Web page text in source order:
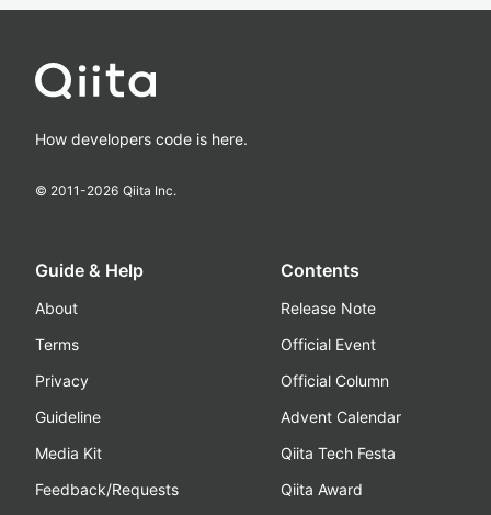
How developers code is here.
© 2011-2026 Qiita Inc.
Guide & Help
About
Terms
Privacy
Guideline
Media Kit
Feedback/Requests
Contents
Release Note
Official Event
Official Column
Advent Calendar
Qiita Tech Festa
Qiita Award